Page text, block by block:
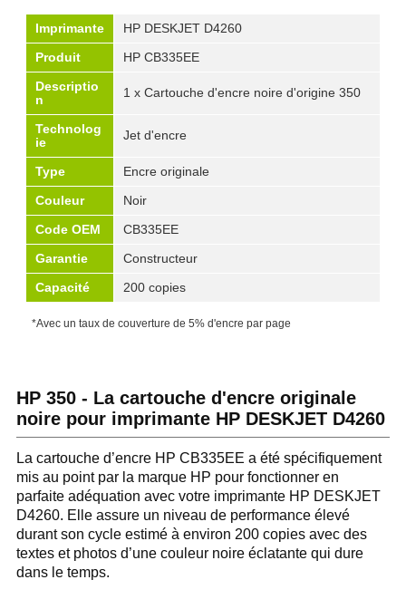
Imprimante
HP DESKJET D4260
Produit
HP CB335EE
Descriptio
n
1 x Cartouche d'encre noire d'origine 350
Technolog
ie
Jet d'encre
Type
Encre originale
Couleur
Noir
Code OEM
CB335EE
Garantie
Constructeur
Capacité
200 copies
*Avec un taux de couverture de 5% d'encre par page
HP 350 - La cartouche d'encre originale
noire pour imprimante HP DESKJET D4260
La cartouche d’encre HP CB335EE a été spécifiquement
mis au point par la marque HP pour fonctionner en
parfaite adéquation avec votre imprimante HP DESKJET
D4260. Elle assure un niveau de performance élevé
durant son cycle estimé à environ 200 copies avec des
textes et photos d’une couleur noire éclatante qui dure
dans le temps.